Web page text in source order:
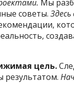
Мы
советы.
цель.
результатом.